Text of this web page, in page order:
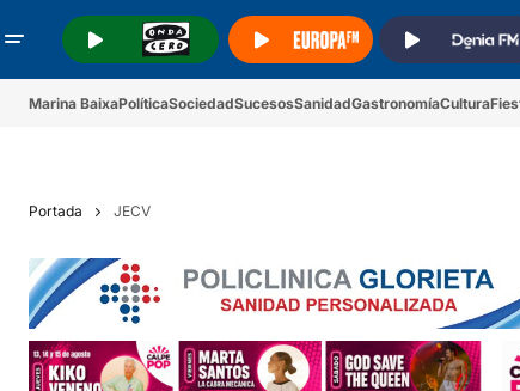
Marina BaixaPolíticaSociedadSucesosSanidadGastronomíaCultura
Portada JECV